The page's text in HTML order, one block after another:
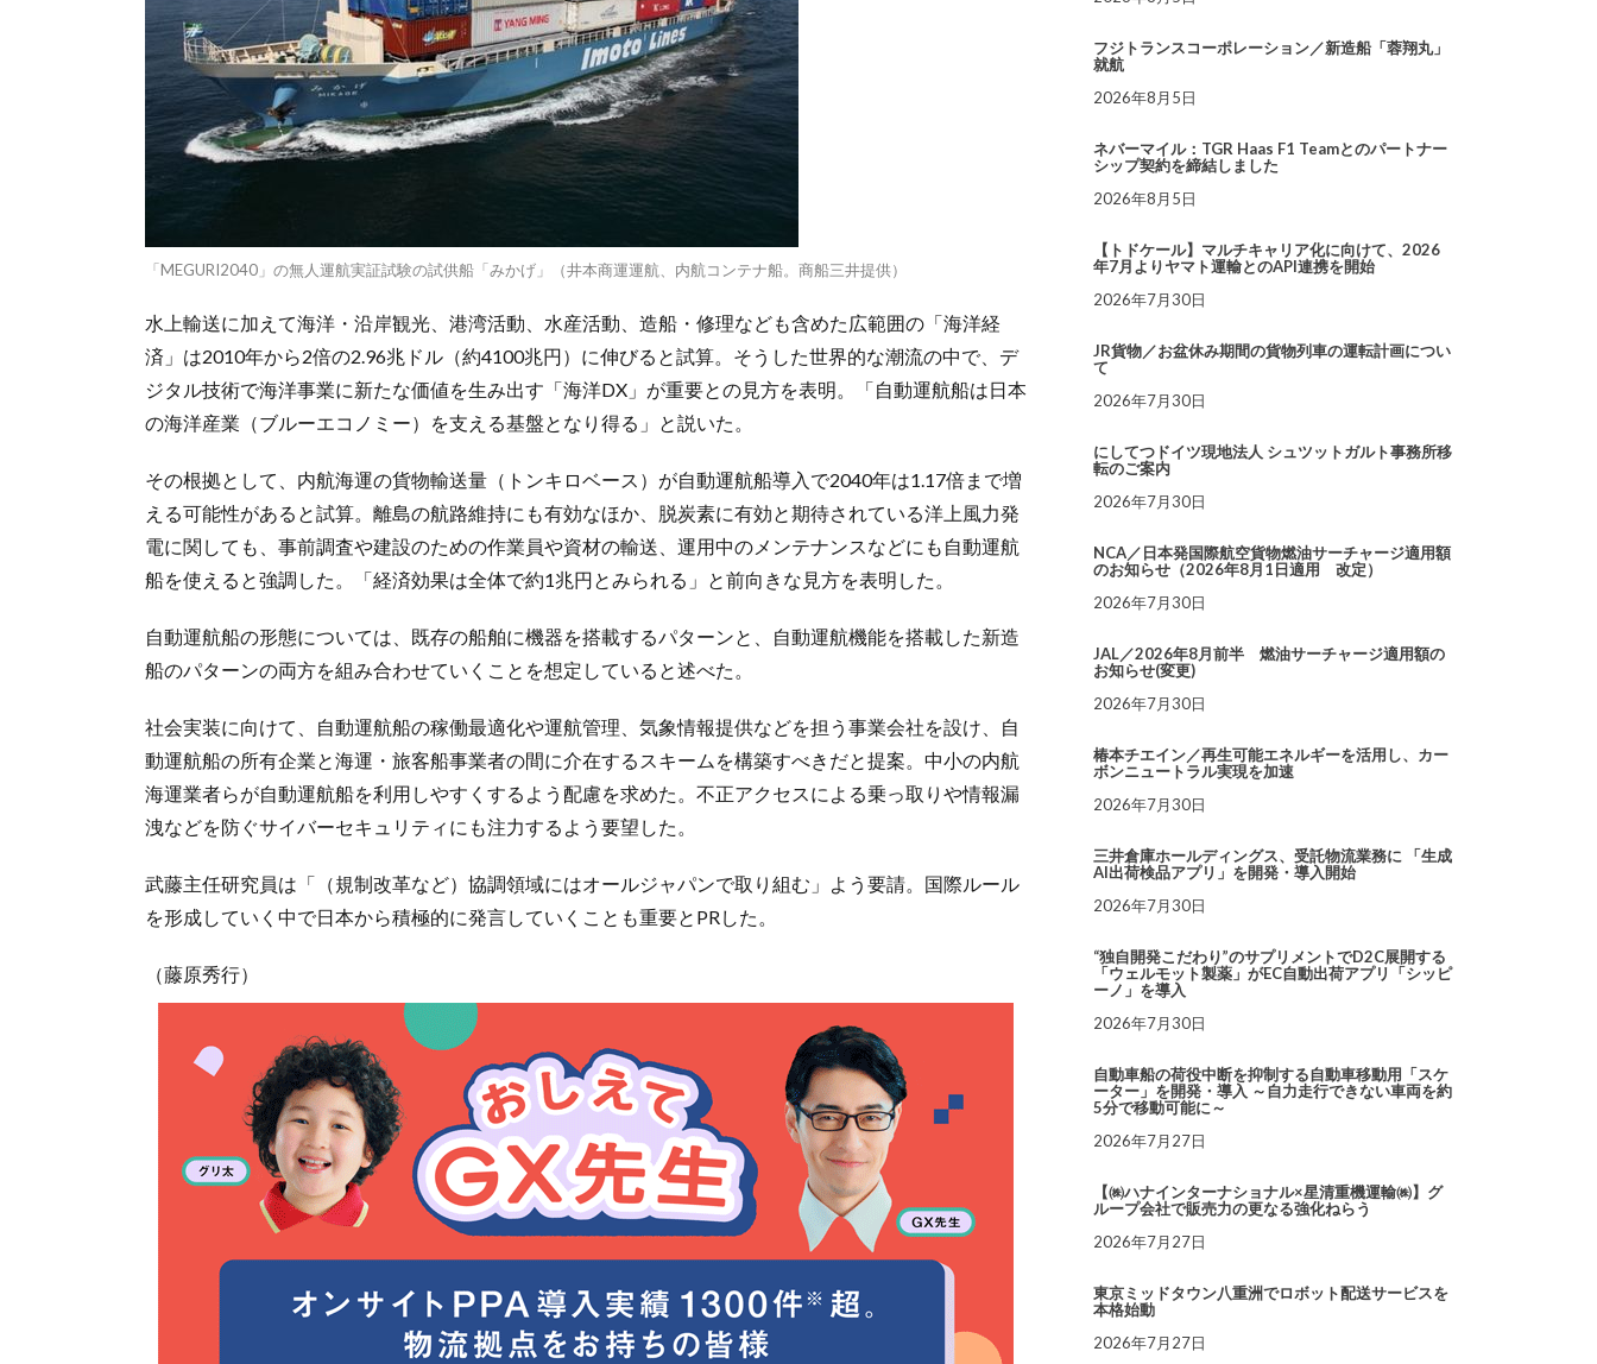
「MEGURI2040」の無人運航実証試験の試供船「みかげ」（井本商運運航、内航コンテナ船。商船三井提供）
水上輸送に加えて海洋・沿岸観光、港湾活動、水産活動、造船・修理なども含めた広範囲の「海洋経
済」は2010年から2倍の2.96兆ドル（約4100兆円）に伸びると試算。そうした世界的な潮流の中で、デ
ジタル技術で海洋事業に新たな価値を生み出す「海洋DX」が重要との見方を表明。「自動運航船は日本
の海洋産業（ブルーエコノミー）を支える基盤となり得る」と説いた。
その根拠として、内航海運の貨物輸送量（トンキロベース）が自動運航船導入で2040年は1.17倍まで増
える可能性があると試算。離島の航路維持にも有効なほか、脱炭素に有効と期待されている洋上風力発
電に関しても、事前調査や建設のための作業員や資材の輸送、運用中のメンテナンスなどにも自動運航
船を使えると強調した。「経済効果は全体で約1兆円とみられる」と前向きな見方を表明した。
自動運航船の形態については、既存の船舶に機器を搭載するパターンと、自動運航機能を搭載した新造
船のパターンの両方を組み合わせていくことを想定していると述べた。
社会実装に向けて、自動運航船の稼働最適化や運航管理、気象情報提供などを担う事業会社を設け、自
動運航船の所有企業と海運・旅客船事業者の間に介在するスキームを構築すべきだと提案。中小の内航
海運業者らが自動運航船を利用しやすくするよう配慮を求めた。不正アクセスによる乗っ取りや情報漏
洩などを防ぐサイバーセキュリティにも注力するよう要望した。
武藤主任研究員は「（規制改革など）協調領域にはオールジャパンで取り組む」よう要請。国際ルール
を形成していく中で日本から積極的に発言していくことも重要とPRした。
（藤原秀行）
フジトランスコーポレーション／新造船「蓉翔丸」
就航
2026年8月5日
ネバーマイル：TGR Haas F1 Teamとのパートナー
シップ契約を締結しました
2026年8月5日
【トドケール】マルチキャリア化に向けて、2026
年7月よりヤマト運輸とのAPI連携を開始
2026年7月30日
JR貨物／お盆休み期間の貨物列車の運転計画につい
て
2026年7月30日
にしてつドイツ現地法人 シュツットガルト事務所移
転のご案内
2026年7月30日
NCA／日本発国際航空貨物燃油サーチャージ適用額
のお知らせ（2026年8月1日適用 改定）
2026年7月30日
JAL／2026年8月前半 燃油サーチャージ適用額の
お知らせ(変更)
2026年7月30日
椿本チエイン／再生可能エネルギーを活用し、カー
ボンニュートラル実現を加速
2026年7月30日
三井倉庫ホールディングス、受託物流業務に 「生成
AI出荷検品アプリ」を開発・導入開始
2026年7月30日
“独自開発こだわり”のサプリメントでD2C展開する
「ウェルモット製薬」がEC自動出荷アプリ「シッピ
ーノ」を導入
2026年7月30日
自動車船の荷役中断を抑制する自動車移動用「スケ
ーター」を開発・導入 ～自力走行できない車両を約
5分で移動可能に～
2026年7月27日
【㈱ハナインターナショナル×星清重機運輸㈱】グ
ループ会社で販売力の更なる強化ねらう
2026年7月27日
東京ミッドタウン八重洲でロボット配送サービスを
本格始動
2026年7月27日